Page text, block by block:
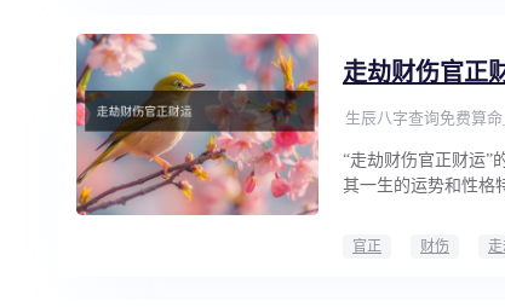
走劫财伤官正
生辰八字查询免费算
“走劫财伤官正财运”
其一生的运势和性格
官正 财伤